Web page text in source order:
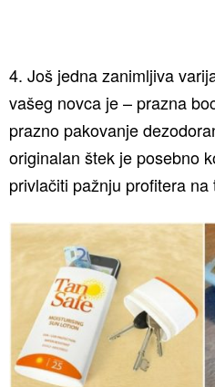
4. Još jedna zanimljiva
vašeg novca je – prazna
prazno pakovanje
originalan štek je posebno
privlačiti pažnju profitera